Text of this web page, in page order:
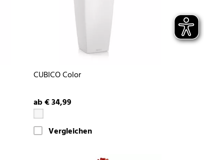
CUBICO Color
ab € 34,99
Vergleichen